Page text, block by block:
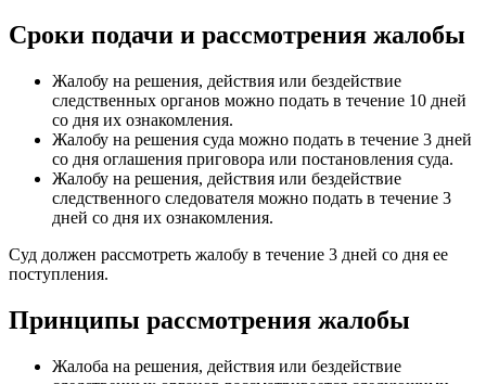
Сроки подачи и рассмотрения жалобы
Жалобу на решения, действия или бездействие
следственных органов можно подать в течение 10 дней
со дня их ознакомления.
Жалобу на решения суда можно подать в течение 3 дней
со дня оглашения приговора или постановления суда.
Жалобу на решения, действия или бездействие
следственного следователя можно подать в течение 3
дней со дня их ознакомления.
Суд должен рассмотреть жалобу в течение 3 дней со дня ее
поступления.
Принципы рассмотрения жалобы
Жалоба на решения, действия или бездействие